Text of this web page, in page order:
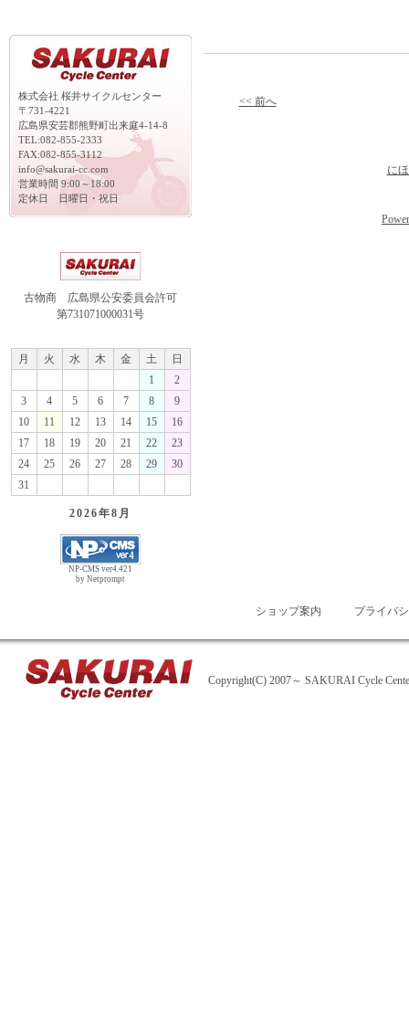
株式会社 桜井サイクルセンター
〒731-4221
広島県安芸郡熊野町出来庭4-14-8
TEL:082-855-2333
FAX:082-855-3112
info@sakurai-cc.com
営業時間 9:00～18:00
定休日 日曜日・祝日
古物商 広島県公安委員会許可
第731071000031号
月 火 水 木 金 土
日
1
2
3
4 5 6 7 8
9
10
11 12 13 14 15
16
17
18 19 20 21 22
23
24
25 26 27 28 29
30
31
2026年8月
NP-CMS ver4.421
by Netprompt
<< 前へ
に
ショップ案内 プライバ
Copyright(C) 2007～ SAKURAI Cycle